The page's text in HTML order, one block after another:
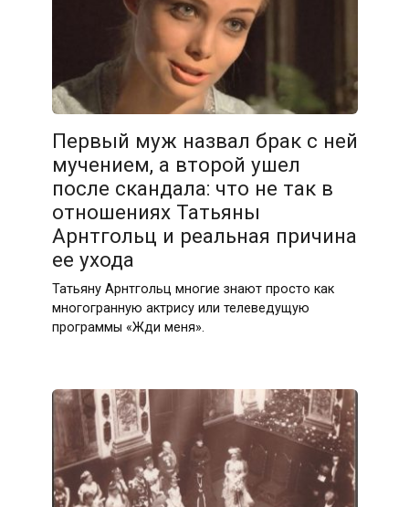
Первый муж назвал брак с ней
мучением, а второй ушел
после скандала: что не так в
отношениях Татьяны
Арнтгольц и реальная причина
ее ухода
Татьяну Арнтгольц многие знают просто как
многогранную актрису или телеведущую
программы «Жди меня».